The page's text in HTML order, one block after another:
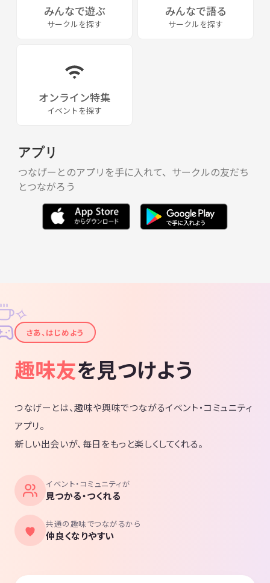
みんなで遊ぶ
サークルを探す
みんなで語る
サークルを探す
オンライン特集
イベントを探す
アプリ
つなげーとのアプリを手に入れて、サークルの友だち
とつながろう
✦
✧
さあ、はじめよう
趣味友を見つけよう
つなげーとは、趣味や興味でつながるイベント・コミュニティ
アプリ。
新しい出会いが、毎日をもっと楽しくしてくれる。
イベント・コミュニティが
見つかる・つくれる
共通の趣味でつながるから
仲良くなりやすい